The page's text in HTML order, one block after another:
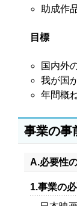
助成作
目標
国内外
我が国
年間概
事業の事
A.必要性
1.事業の